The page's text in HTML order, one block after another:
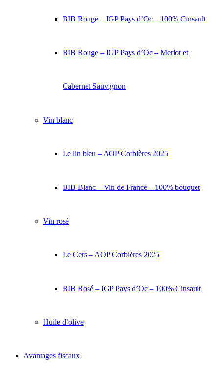
BIB Rouge – IGP Pays d’Oc – 100% Cinsault
BIB Rouge – IGP Pays d’Oc – Merlot et
Cabernet Sauvignon
Vin blanc
Le lin bleu – AOP Corbières 2025
BIB Blanc – Vin de France – 100% bouquet
Vin rosé
Le Cers – AOP Corbières 2025
BIB Rosé – IGP Pays d’Oc – 100% Cinsault
Huile d’olive
Avantages fiscaux